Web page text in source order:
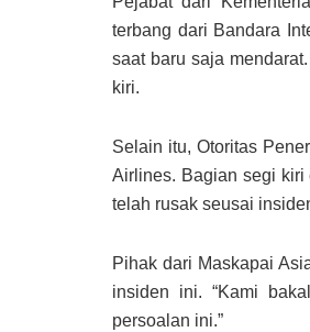
terbang dari Bandara
saat baru saja
kiri.
Selain itu, Otoritas
Airlines. Bagian segi kiri
telah rusak seusai
Pihak dari Maskapai
insiden ini. “Kami
persoalan ini.”